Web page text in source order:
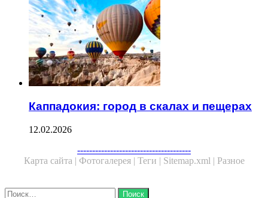
Каппадокия: город в скалах и пещерах
12.02.2026
--------------------------------------
Карта сайта | Фотогалерея | Теги | Sitemap.xml | Разное
Close
Найти: